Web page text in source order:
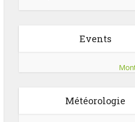
Events
Météorologie